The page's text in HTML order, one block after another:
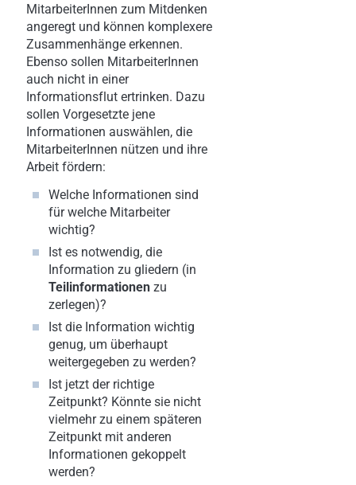
MitarbeiterInnen zum Mitdenken
angeregt und können komplexere
Zusammenhänge erkennen.
Ebenso sollen MitarbeiterInnen
auch nicht in einer
Informationsflut ertrinken. Dazu
sollen Vorgesetzte jene
Informationen auswählen, die
MitarbeiterInnen nützen und ihre
Arbeit fördern:
Welche Informationen sind
für welche Mitarbeiter
wichtig?
Ist es notwendig, die
Information zu gliedern (in
Teilinformationen zu
zerlegen)?
Ist die Information wichtig
genug, um überhaupt
weitergegeben zu werden?
Ist jetzt der richtige
Zeitpunkt? Könnte sie nicht
vielmehr zu einem späteren
Zeitpunkt mit anderen
Informationen gekoppelt
werden?